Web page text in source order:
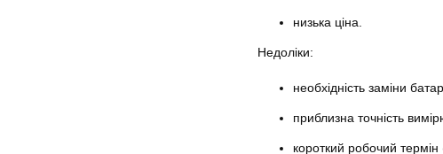
низька ціна.
Недоліки:
необхідність заміни
приблизна точність
короткий робочий термін